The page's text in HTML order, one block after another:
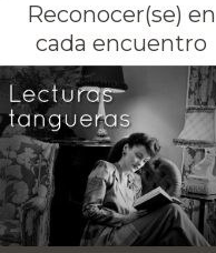
Reconocer(se) en
cada encuentro